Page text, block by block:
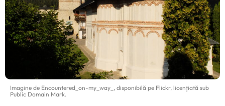
Imagine de Encountered_on-my_way_ , disponibilă pe Flickr, licențiată sub
Public Domain Mark.